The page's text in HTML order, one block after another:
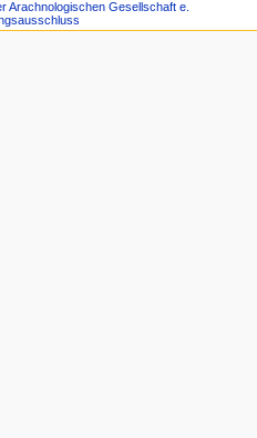
Arachnologischen Gesellschaft e.